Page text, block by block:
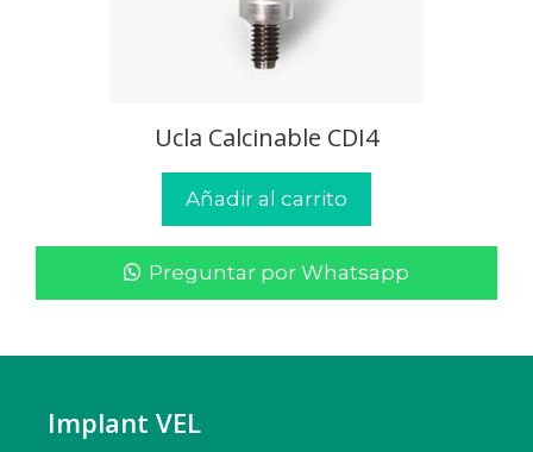
Ucla Calcinable CDI4
Añadir al carrito
Preguntar por Whatsapp
Implant VEL